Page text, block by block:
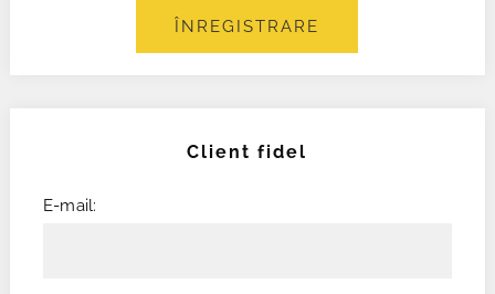
ÎNREGISTRARE
Client fidel
E-mail: